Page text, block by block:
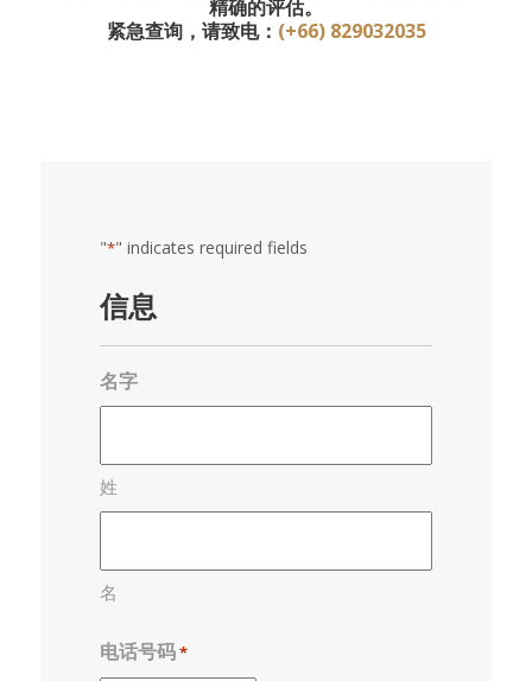
精确的评估。
紧急查询，请致电： (+66) 829032035
"*" indicates required fields
信息
名字
姓
名
电话号码*